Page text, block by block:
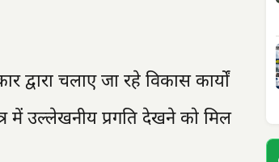
चलाए जा रहे विकास कार्यों
में उल्लेखनीय प्रगति देखने को मिल